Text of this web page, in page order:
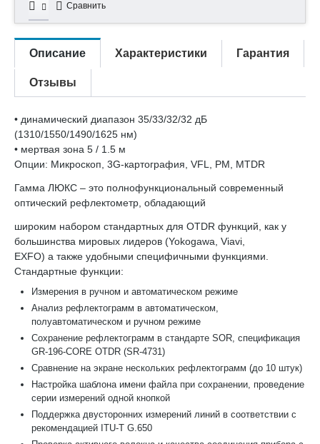
Сравнить
Описание Характеристики Гарантия
Отзывы
• динамический диапазон 35/33/32/32 дБ
(1310/1550/1490/1625 нм)
• мертвая зона 5 / 1.5 м
Опции: Микроскоп, 3G-картография, VFL, PM, MTDR
Гамма ЛЮКС – это полнофункциональный современный
оптический рефлектометр, обладающий
широким набором стандартных для OTDR функций, как у
большинства мировых лидеров (Yokogawa, Viavi,
EXFO) а также удобными специфичными функциями.
Стандартные функции:
Измерения в ручном и автоматическом режиме
Анализ рефлектограмм в автоматическом,
полуавтоматическом и ручном режиме
Сохранение рефлектограмм в стандарте SOR, спецификация
GR-196-CORE OTDR (SR-4731)
Сравнение на экране нескольких рефлектограмм (до 10 штук)
Настройка шаблона имени файла при сохранении, проведение
серии измерений одной кнопкой
Поддержка двусторонних измерений линий в соответствии с
рекомендацией ITU-T G.650